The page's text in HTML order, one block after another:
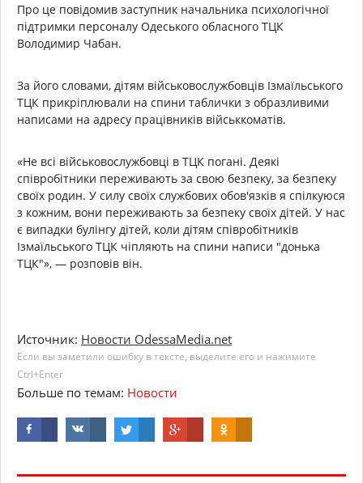
Про це повідомив заступник начальника психологічної
підтримки персоналу Одеського обласного ТЦК
Володимир Чабан.
За його словами, дітям військовослужбовців Ізмаїльського
ТЦК прикріплювали на спини таблички з образливими
написами на адресу працівників військкоматів.
«Не всі військовослужбовці в ТЦК погані. Деякі
співробітники переживають за свою безпеку, за безпеку
своїх родин. У силу своїх службових обов'язків я спілкуюся
з кожним, вони переживають за безпеку своїх дітей. У нас
є випадки булінгу дітей, коли дітям співробітників
Ізмаїльського ТЦК чіпляють на спини написи "донька
ТЦК"», — розповів він.
Источник: Новости OdessaMedia.net
Если вы заметили ошибку в тексте, выделите его и нажимите
Ctrl+Enter
Больше по темам: Новости